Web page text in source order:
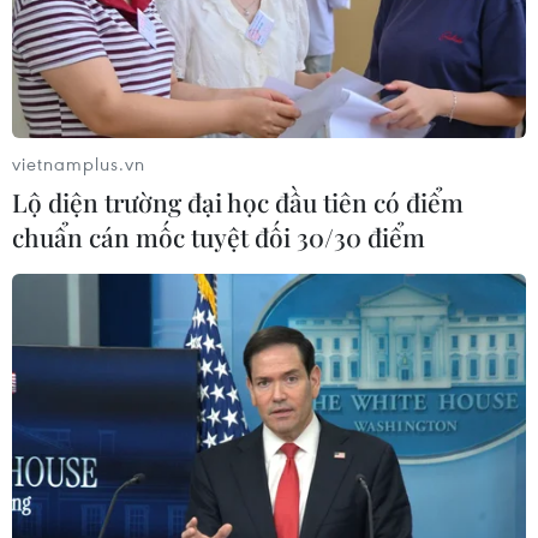
"Doanh nghiệp phải là lực lượng
nòng cốt phát triển công nghệ chiến
lược"
07/08/2026 07:09
Meta bồi thường gần 600 triệu USD
vì gây tổn hại sức khỏe tâm thần trẻ
em
Mỹ áp thuế 15% đối với nguyên liệu
quan trọng để sản xuất chip
07/08/2026 00:56
vietnamplus.vn
Lộ diện trường đại học đầu tiên có điểm
chuẩn cán mốc tuyệt đối 30/30 điểm